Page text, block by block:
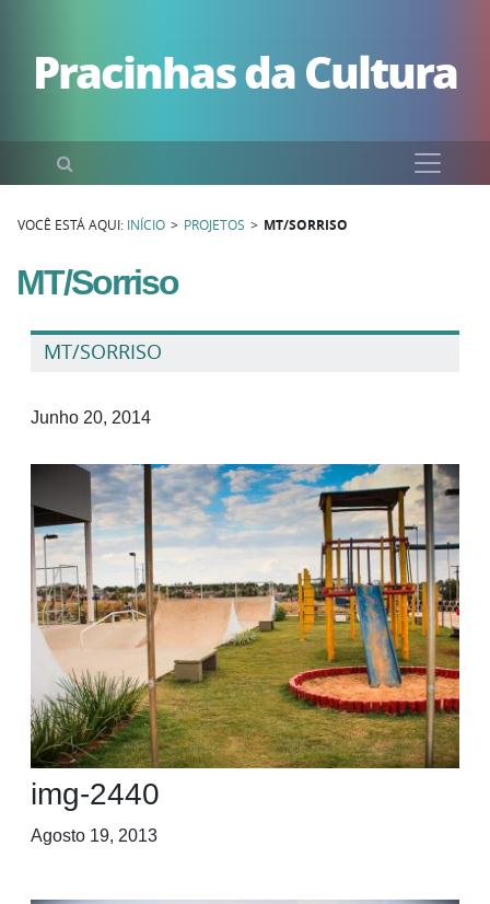
Pracinhas da Cultura
VOCÊ ESTÁ AQUI: INÍCIO > PROJETOS > MT/SORRISO
MT/Sorriso
MT/SORRISO
Junho 20, 2014
img-2440
Agosto 19, 2013